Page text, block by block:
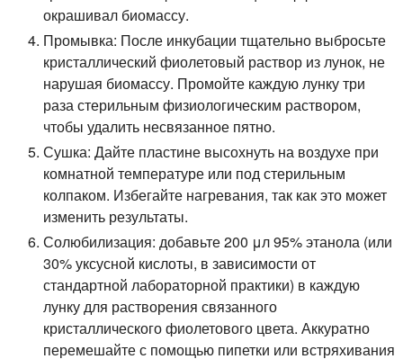
окрашивал биомассу.
Промывка: После инкубации тщательно выбросьте
кристаллический фиолетовый раствор из лунок, не
нарушая биомассу. Промойте каждую лунку три
раза стерильным физиологическим раствором,
чтобы удалить несвязанное пятно.
Сушка: Дайте пластине высохнуть на воздухе при
комнатной температуре или под стерильным
колпаком. Избегайте нагревания, так как это может
изменить результаты.
Солюбилизация: добавьте 200 μл 95% этанола (или
30% уксусной кислоты, в зависимости от
стандартной лабораторной практики) в каждую
лунку для растворения связанного
кристаллического фиолетового цвета. Аккуратно
перемешайте с помощью пипетки или встряхивания